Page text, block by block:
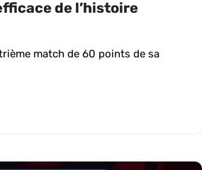
de l’histoire
match de 60 points de sa